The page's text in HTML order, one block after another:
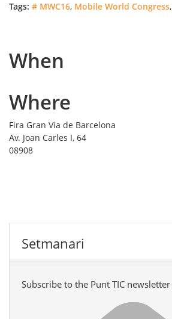
Tags: # MWC16, Mobile World Congress,
When
Where
Fira Gran Via de Barcelona
Av. Joan Carles I, 64
08908
Setmanari
Subscribe to the Punt TIC newsletter